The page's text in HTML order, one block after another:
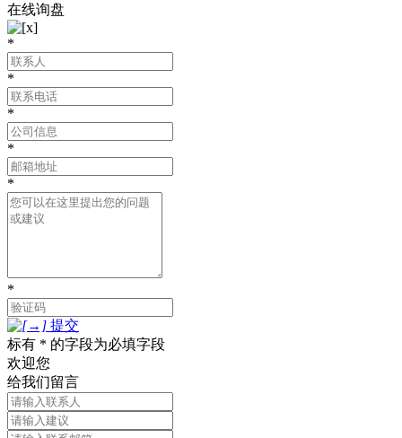
在线询盘
*
*
*
*
*
*
提交
标有 * 的字段为必填字段
欢迎您
给我们留言